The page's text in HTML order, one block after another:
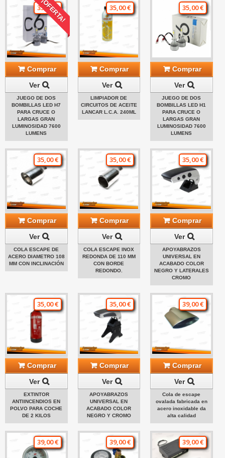
¡OFERTA!
35,00 €
Comprar
Ver
JUEGO DE DOS
BOMBILLAS LED H7
PARA CRUCE O
LARGAS GRAN
LUMINOSIDAD 7600
LUMENS
35,00 €
Comprar
Ver
LIMPIADOR DE
CIRCUITOS DE ACEITE
LANCAR L.C.A. 240ML
35,00 €
Comprar
Ver
JUEGO DE DOS
BOMBILLAS LED H1
PARA CRUCE O
LARGAS GRAN
LUMINOSIDAD 7600
LUMENS
35,00 €
Comprar
Ver
COLA ESCAPE DE
ACERO DIAMETRO 108
MM CON INCLINACIÓN
35,00 €
Comprar
Ver
COLA ESCAPE INOX
REDONDA DE 110 MM
CON BORDE
REDONDO.
35,00 €
Comprar
Ver
APOYABRAZOS
UNIVERSAL EN
ACABADO COLOR
NEGRO Y LATERALES
CROMO
35,00 €
Comprar
Ver
EXTINTOR
ANTIINCENDIOS EN
POLVO PARA COCHE
DE 2 KILOS
35,00 €
Comprar
Ver
APOYABRAZOS
UNIVERSAL EN
ACABADO COLOR
NEGRO Y CROMO
39,00 €
Comprar
Ver
Cola de escape
ovalada fabricada en
acero inoxidable da
alta calidad
39,00 € 39,00 € 39,00 €